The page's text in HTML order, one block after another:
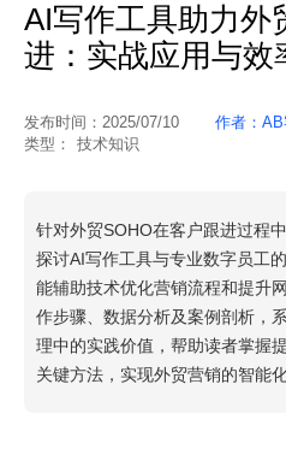
AI写作工具助力外
进：实战应用与效
发布时间： 2025/07/10 作者： AB
类型：
技术知识
针对外贸SOHO在客户跟进过程
探讨AI写作工具与专业数字员工
能辅助技术优化营销流程和提升
作步骤、数据分析及案例剖析，
理中的实践价值，帮助读者掌握
关键方法，实现外贸营销的智能化